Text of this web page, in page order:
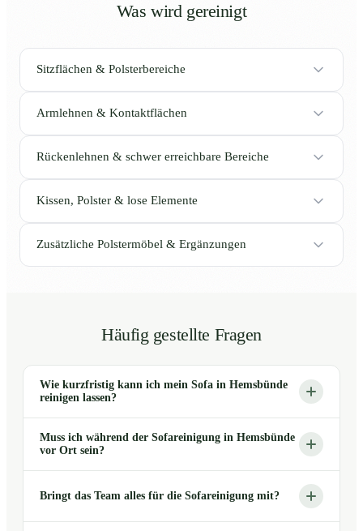
Was wird gereinigt
Sitzflächen & Polsterbereiche
Armlehnen & Kontaktflächen
Rückenlehnen & schwer erreichbare Bereiche
Kissen, Polster & lose Elemente
Zusätzliche Polstermöbel & Ergänzungen
Häufig gestellte Fragen
Wie kurzfristig kann ich mein Sofa in Hemsbünde
reinigen lassen?
Muss ich während der Sofareinigung in Hemsbünde
vor Ort sein?
Bringt das Team alles für die Sofareinigung mit?